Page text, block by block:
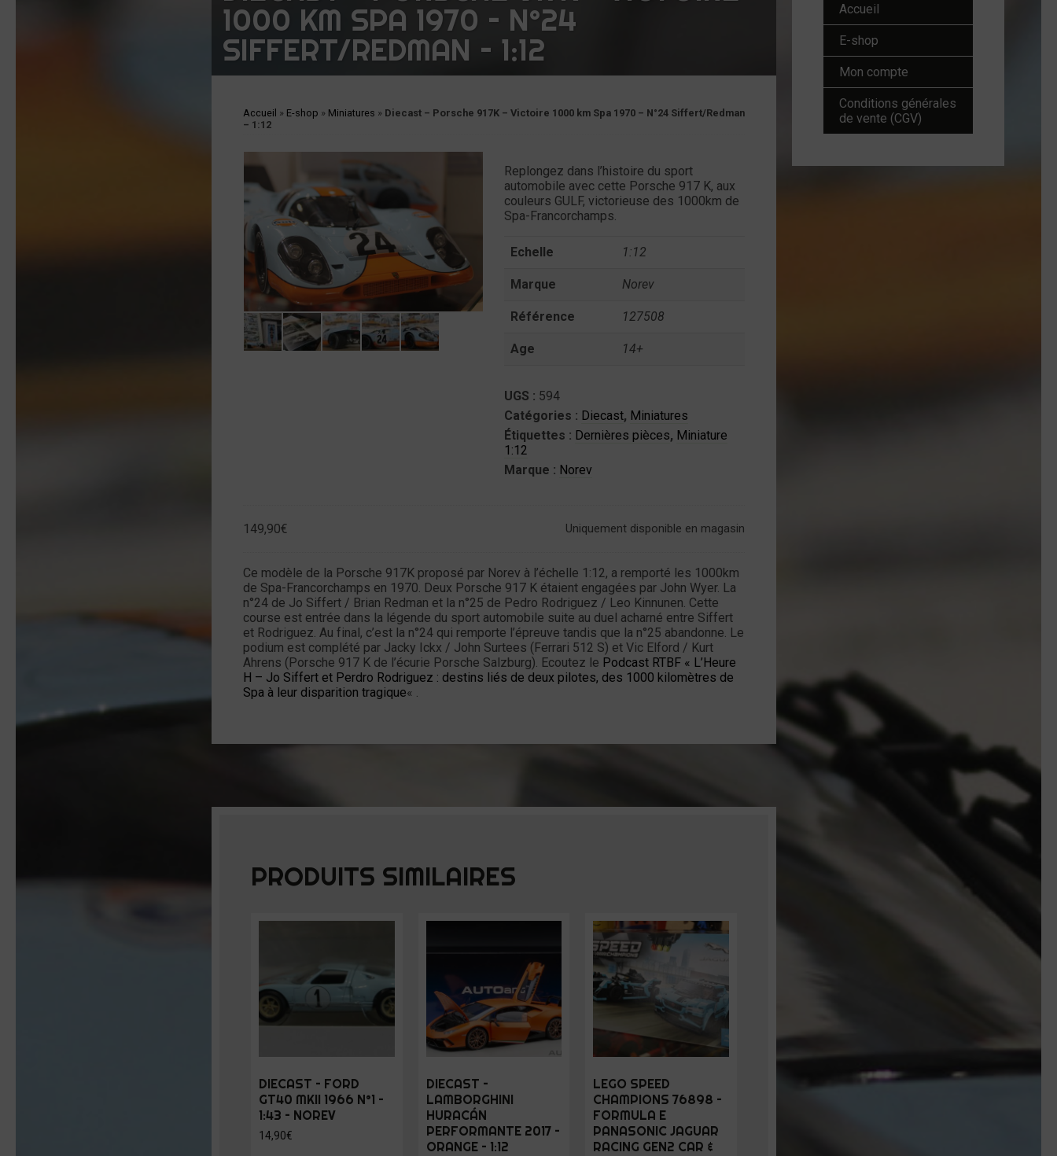
1000 KM SPA 1970 – N°24
SIFFERT/REDMAN – 1:12
Accueil » E-shop » Miniatures » Diecast – Porsche 917K – Victoire 1000 km Spa 1970 – N°24 Siffert/Redman
– 1:12
Replongez dans l’histoire du sport
automobile avec cette Porsche 917 K, aux
couleurs GULF, victorieuse des 1000km de
Spa-Francorchamps.
Echelle 1:12
Marque Norev
Référence 127508
Age 14+
UGS : 594
Catégories : Diecast, Miniatures
Étiquettes : Dernières pièces, Miniature
1:12
Marque : Norev
149,90€ Uniquement disponible en magasin
Ce modèle de la Porsche 917K proposé par Norev à l’échelle 1:12, a remporté les 1000km
de Spa-Francorchamps en 1970. Deux Porsche 917 K étaient engagées par John Wyer. La
n°24 de Jo Siffert / Brian Redman et la n°25 de Pedro Rodriguez / Leo Kinnunen. Cette
course est entrée dans la légende du sport automobile suite au duel acharné entre Siffert
et Rodriguez. Au final, c’est la n°24 qui remporte l’épreuve tandis que la n°25 abandonne. Le
podium est complété par Jacky Ickx / John Surtees (Ferrari 512 S) et Vic Elford / Kurt
Ahrens (Porsche 917 K de l’écurie Porsche Salzburg). Ecoutez le Podcast RTBF « L’Heure
H – Jo Siffert et Perdro Rodriguez : destins liés de deux pilotes, des 1000 kilomètres de
Spa à leur disparition tragique« .
PRODUITS SIMILAIRES
DIECAST – FORD
GT40 MKII 1966 N°1 –
1:43 – NOREV
14,90€
DIECAST –
LAMBORGHINI
HURACÁN
PERFORMANTE 2017 –
ORANGE – 1:12
LEGO SPEED
CHAMPIONS 76898 –
FORMULA E
PANASONIC JAGUAR
RACING GEN2 CAR &
Accueil
E-shop
Mon compte
Conditions générales
de vente (CGV)